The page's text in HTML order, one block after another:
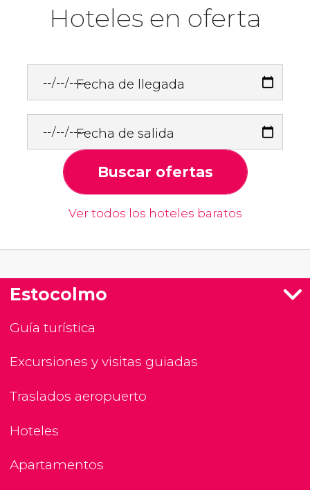
Hoteles en oferta
Fecha de llegada
Fecha de salida
Buscar ofertas
Ver todos los hoteles baratos
Estocolmo
Guía turística
Excursiones y visitas guiadas
Traslados aeropuerto
Hoteles
Apartamentos